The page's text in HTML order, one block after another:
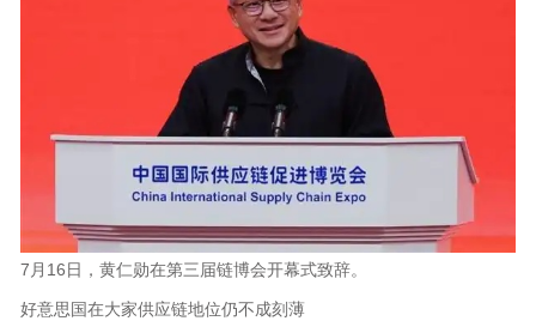
7月16日，黄仁勋在第三届链博会开幕式致辞。
好意思国在大家供应链地位仍不成刻薄